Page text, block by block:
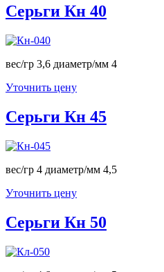
Серьги Кн 40
вес/гр 3,6 диаметр/мм 4
Уточнить цену
Серьги Кн 45
вес/гр 4 диаметр/мм 4,5
Уточнить цену
Серьги Кн 50